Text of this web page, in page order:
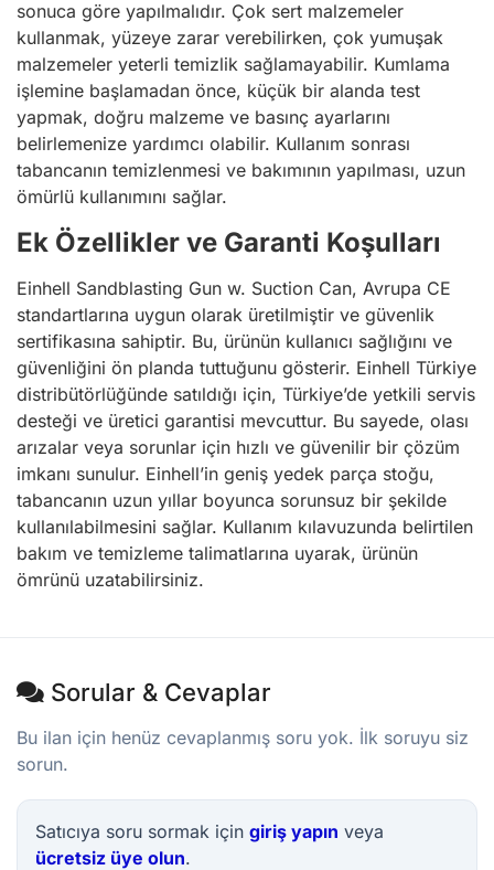
sonuca göre yapılmalıdır. Çok sert malzemeler
kullanmak, yüzeye zarar verebilirken, çok yumuşak
malzemeler yeterli temizlik sağlamayabilir. Kumlama
işlemine başlamadan önce, küçük bir alanda test
yapmak, doğru malzeme ve basınç ayarlarını
belirlemenize yardımcı olabilir. Kullanım sonrası
tabancanın temizlenmesi ve bakımının yapılması, uzun
ömürlü kullanımını sağlar.
Ek Özellikler ve Garanti Koşulları
Einhell Sandblasting Gun w. Suction Can, Avrupa CE
standartlarına uygun olarak üretilmiştir ve güvenlik
sertifikasına sahiptir. Bu, ürünün kullanıcı sağlığını ve
güvenliğini ön planda tuttuğunu gösterir. Einhell Türkiye
distribütörlüğünde satıldığı için, Türkiye’de yetkili servis
desteği ve üretici garantisi mevcuttur. Bu sayede, olası
arızalar veya sorunlar için hızlı ve güvenilir bir çözüm
imkanı sunulur. Einhell’in geniş yedek parça stoğu,
tabancanın uzun yıllar boyunca sorunsuz bir şekilde
kullanılabilmesini sağlar. Kullanım kılavuzunda belirtilen
bakım ve temizleme talimatlarına uyarak, ürünün
ömrünü uzatabilirsiniz.
Sorular & Cevaplar
Bu ilan için henüz cevaplanmış soru yok. İlk soruyu siz
sorun.
Satıcıya soru sormak için giriş yapın veya
ücretsiz üye olun.